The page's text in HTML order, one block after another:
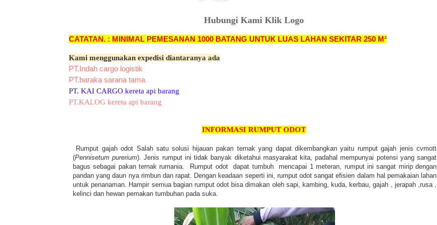
Hubungi Kami Klik Logo
CATATAN. : MINIMAL PEMESANAN 1000 BATANG UNTUK LUAS LAHAN SEKITAR 250 M²
Kami menggunakan expedisi diantaranya ada
PT.Indah cargo logistik
PT.baraka sarana tama
PT. KAI CARGO kereta api barang
PT.KALOG kereta api barang
INFORMASI RUMPUT ODOT
Rumput gajah odot Salah satu solusi hijauan pakan ternak yang dapat dikembangkan yaitu rumput gajah jenis cvmott
(Pennisetum purerium). Jenis rumput ini tidak banyak diketahui masyarakat kita, padahal mempunyai potensi yang sangat
bagus sebagai pakan ternak rumania. Rumput odot dapat tumbuh mencapai 1 meteran, rumput ini sangat mirip dengan
pandan yang daun nya rimbun dan rapat. Dengan keadaan seperti ini, rumput odot sangat efisien dalam hal pemakaian lahan
untuk penanaman. Hampir semua bagian rumput odot bisa dimakan oleh sapi, kambing, kuda, kerbau, gajah , jerapah ,rusa ,
kelinci dan hewan pemakan tumbuhan pada suka.